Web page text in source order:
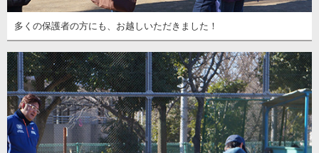
多くの保護者の方にも、お越しいただきました！